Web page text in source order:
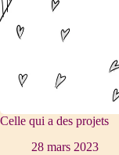
Celle qui a des projets
28 mars 2023